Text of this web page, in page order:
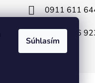
Súhlasím
0911 611
0903 716